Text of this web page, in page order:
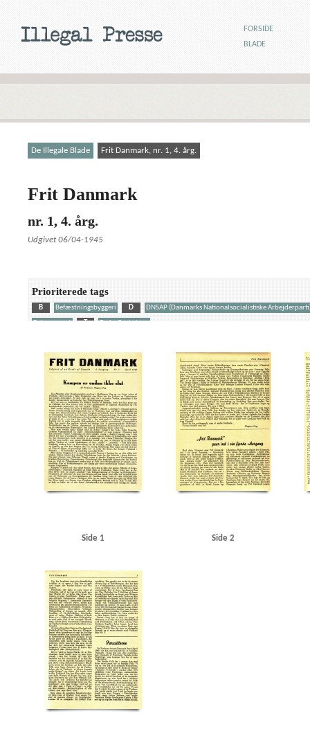
FORSIDE
BLADE
De Illegale Blade Frit Danmark, nr. 1, 4. årg.
Frit Danmark
nr. 1, 4. årg.
Udgivet 06/04-1945
Prioriterede tags
B Befæstningsbyggeri D
DNSAP (Danmarks Nationalsocialistiske
Retsopgøret
T Tyske flygtninge
Belgien Best, Werner Bismarck Blackpool C Chievitz, Ole, professor
Danmarks Frihedsraad Danske Toner
Deutsche Kriegs
Emserdepechen
F Fog, Mogens, professor Frankrig Frit Danmark
Frit
Holland I Ikke-Angrebspagt, dansk-tysk J Jensen, Holger, pastor
Knutzens Bio
L Larsen, Aksel, politiker Lindemann, Georg
Lindhardt, Bent,
Løver
P Pancke, Günther Rusland Røde Kors
Petersen, Svend, pastor, Nr. Ørslev
van den Heuvel, politiker Vestkysten
Side 1 Side 2